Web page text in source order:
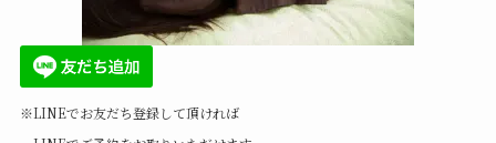
※LINEでお友だち登録して頂ければ